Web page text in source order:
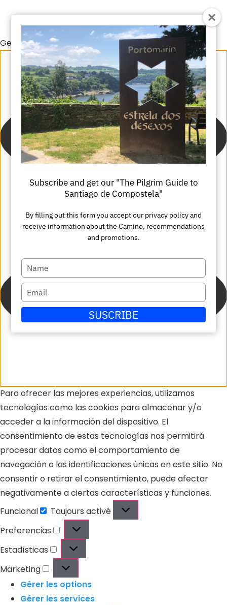
Gestionar el consentimiento de las cookies
Para ofrecer las mejores experiencias, utilizamos
tecnologías como las cookies para almacenar y/o
acceder a la información del dispositivo. El
consentimiento de estas tecnologías nos permitirá
procesar datos como el comportamiento de
navegación o las identificaciones únicas en este sitio. No
consentir o retirar el consentimiento, puede afectar
negativamente a ciertas características y funciones.
Funcional
Toujours activé
Preferencias
Estadísticas
Marketing
Gérer les options
Gérer les services
Subscribe and get our "The Pilgrim Guide to
Santiago de Compostela"
By filling out this form you accept our privacy policy and
receive information about the Camino, recommendations
and promotions.
Escriba
su
nombre
Escriba
su
correo
electrónico
SUSCRIBE